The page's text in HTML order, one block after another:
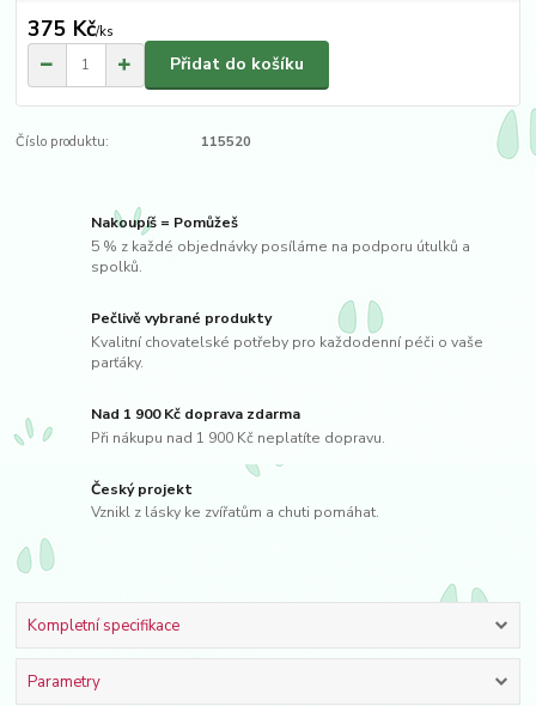
375 Kč/ks
Přidat do košíku
Číslo produktu: 115520
Nakoupíš = Pomůžeš
5 % z každé objednávky posíláme na podporu útulků a
spolků.
Pečlivě vybrané produkty
Kvalitní chovatelské potřeby pro každodenní péči o vaše
parťáky.
Nad 1 900 Kč doprava zdarma
Při nákupu nad 1 900 Kč neplatíte dopravu.
Český projekt
Vznikl z lásky ke zvířatům a chuti pomáhat.
Kompletní specifikace
Parametry